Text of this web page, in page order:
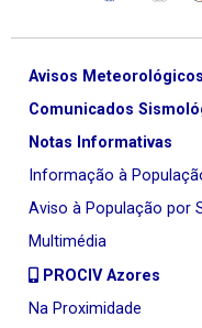
Avisos Meteorológicos
Comunicados
Notas Informativas
Informação à
Aviso à População por
Multimédia
PROCIV Azores
Na Proximidade